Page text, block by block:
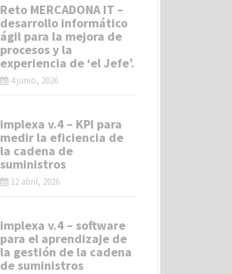
Reto MERCADONA IT –
desarrollo informático
ágil para la mejora de
procesos y la
experiencia de ‘el Jefe’.
4 junio, 2026
implexa v.4 – KPI para
medir la eficiencia de
la cadena de
suministros
12 abril, 2026
implexa v.4 – software
para el aprendizaje de
la gestión de la cadena
de suministros